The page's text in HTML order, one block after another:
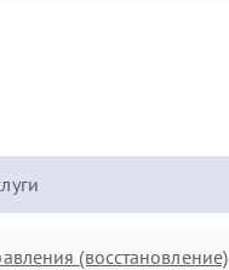
(восстановление)